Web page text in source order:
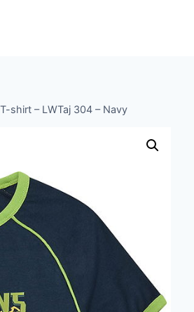
shirt – LWTaj 304 – Navy